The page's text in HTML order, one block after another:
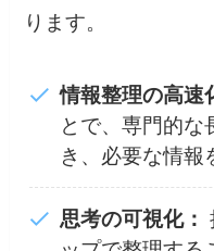
ります。
情報整理の高速
とで、専門的な
き、必要な情報
思考の可視化：